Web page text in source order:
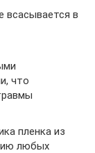
всасывается в
что
пленка из
любых